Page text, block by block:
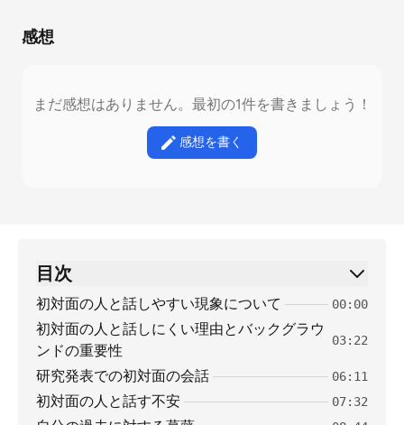
感想
まだ感想はありません。最初の1件を書きましょう！
感想を書く
目次
初対面の人と話しやすい現象について 00:00
初対面の人と話しにくい理由とバックグラウ
ンドの重要性
03:22
研究発表での初対面の会話 06:11
初対面の人と話す不安 07:32